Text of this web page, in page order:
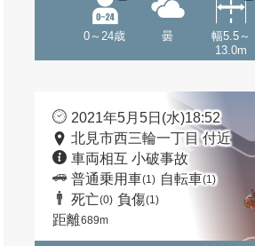
0～24歳 曇
幅5.5～
13.0m
2021年5月5日(水)18:52
北見市西三輪一丁目 付近
車両相互 小破事故
普通乗用車(1) 自転車(1)
死亡(0) 負傷(1)
距離689m